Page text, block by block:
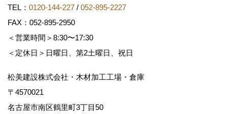
TEL： 0120-144-227 / 052-895-2227
FAX：052-895-2950
＜営業時間＞8:30〜17:30
＜定休日＞日曜日、第2土曜日、祝日
松美建設株式会社・木材加工工場・倉庫
〒4570021
名古屋市南区鶴里町3丁目50